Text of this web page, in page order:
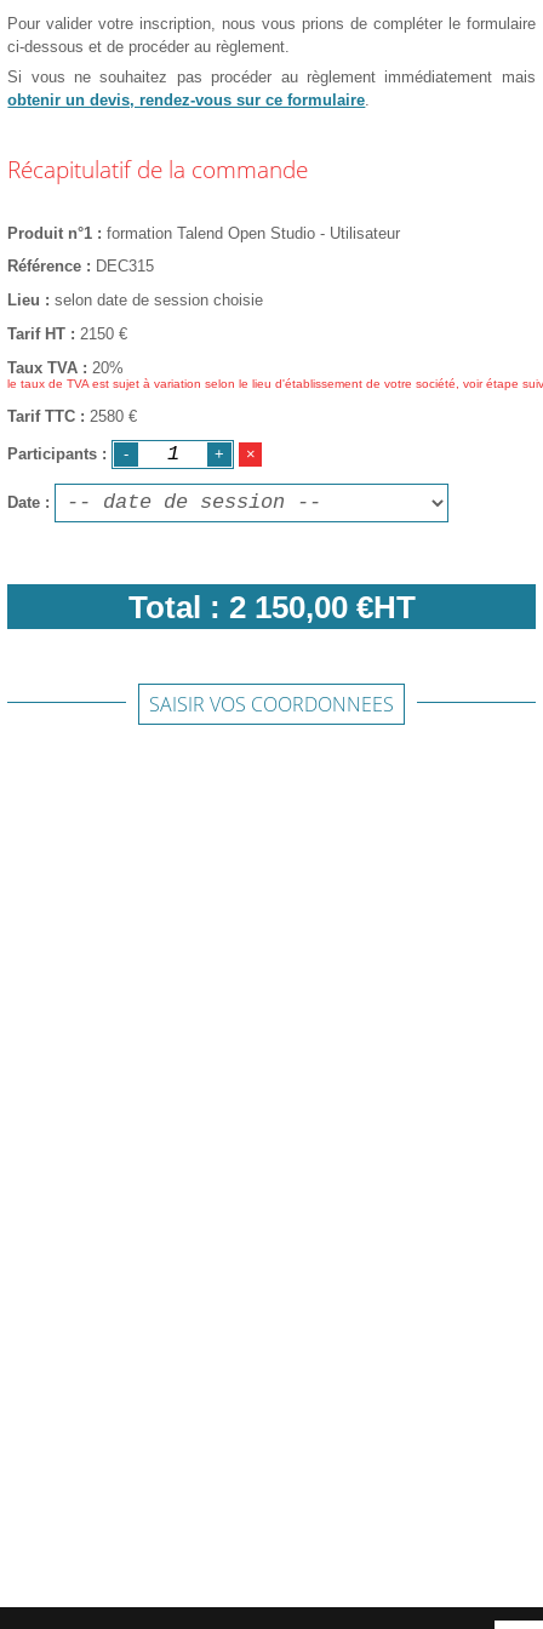
Pour valider votre inscription, nous vous prions de compléter le formulaire
ci-dessous et de procéder au règlement.
Si vous ne souhaitez pas procéder au règlement immédiatement mais
obtenir un devis, rendez-vous sur ce formulaire
Récapitulatif de la commande
Produit n°1
formation Talend Open Studio - Utilisateur
Référence
DEC315
Lieu
selon date de session choisie
Tarif HT
2150 €
Taux TVA
20%
le taux de TVA est sujet à variation selon le lieu d'établissement de votre société, voir étape
Tarif TTC 2580 €
Participants
Date
Total : 2 150,00 €HT
SAISIR VOS COORDONNEES